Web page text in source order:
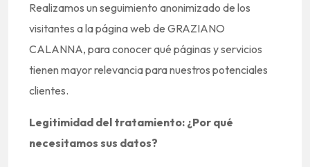
Realizamos un seguimiento anonimizado de los
visitantes a la página web de GRAZIANO
CALANNA, para conocer qué páginas y servicios
tienen mayor relevancia para nuestros potenciales
clientes.
Legitimidad del tratamiento: ¿Por qué
necesitamos sus datos?